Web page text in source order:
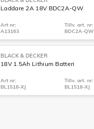
Laddare 2A 18V BDC2A-QW
Art nr:
A13163
Tillv. art. nr:
BDC2A-QW
BLACK & DECKER
18V 1.5Ah Lithium Batteri
Art nr:
BL1518-XJ
Tillv. art. nr:
BL1518-XJ